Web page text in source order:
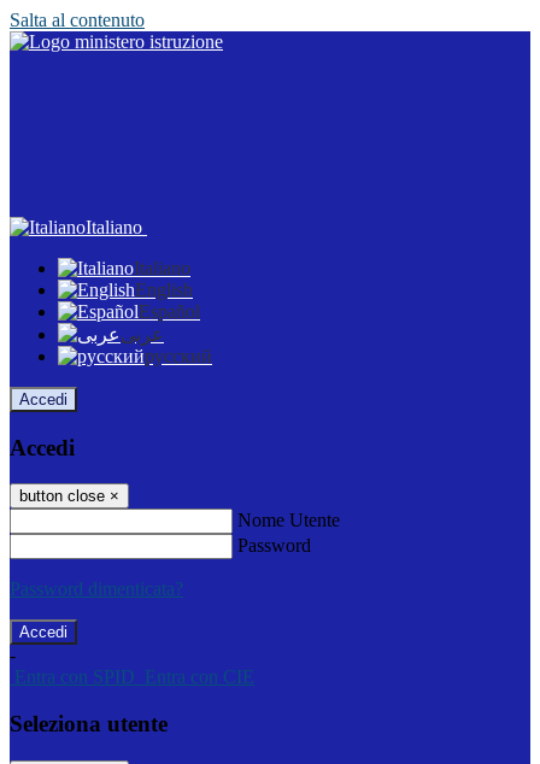
Salta al contenuto
Italiano
Italiano
English
Español
عربى
русский
Accedi
Accedi
button close ×
Nome Utente
Password
Password dimenticata?
-
Entra con SPID Entra con CIE
Seleziona utente